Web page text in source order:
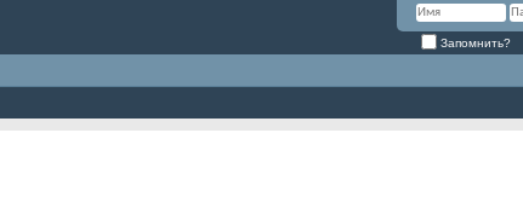
Запомнить?